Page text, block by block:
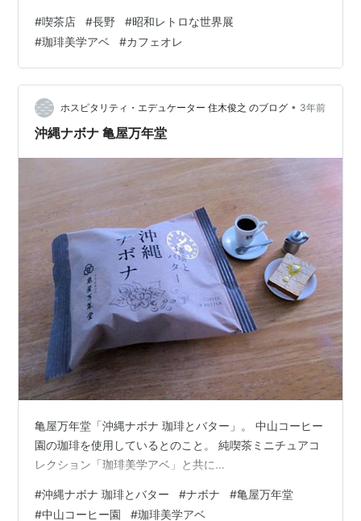
中の1店、長野県にある喫茶店のご紹介です。
#喫茶店 #長野 #昭和レトロな世界展
#珈琲美学アベ #カフェオレ
ホスピタリティ・エデュケーター 住木俊之 のブログ • 3年前
沖縄ナボナ 亀屋万年堂
亀屋万年堂「沖縄ナボナ 珈琲とバター」。 中山コーヒー
園の珈琲を使用しているとのこと。 純喫茶ミニチュアコ
レクション「珈琲美学アベ」と共に…
#沖縄ナボナ 珈琲とバター #ナボナ #亀屋万年堂
#中山コーヒー園 #珈琲美学アベ